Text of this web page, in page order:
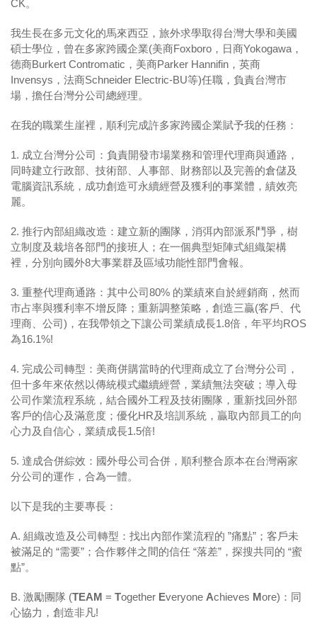
CK。
我生長在多元文化的馬來西亞，旅外求學取得台灣大學和美國
碩士學位，曾在多家跨國企業(美商Foxboro ，日商Yokogawa ，
德商Burkert Contromatic ，美商Parker Hannifin ，英商
Invensys ，法商Schneider Electric-BU等)任職，負責台灣市
場，擔任台灣分公司總經理。
在我的職業生崖裡，順利完成許多家跨國企業賦予我的任務：
1. 成立台灣分公司：負責開發市場業務和管理代理商與通路，
同時建立行政部、技術部、人事部、財務部以及完善的倉儲及
電腦資訊系統，成功創造可永續經營及獲利的事業體，績效亮
麗。
2. 推行內部組織改造：建立新的團隊，消弭內部派系鬥爭，樹
立制度及栽培各部門的接班人；在一個典型矩陣式組織架構
裡，分別向國外8大事業群及區域功能性部門會報。
3. 重整代理商通路：其中公司80% 的業績來自於經銷商，然而
市占率與獲利率不增反降；重新調整策略，創造三贏(客戶、代
理商、公司) ，在我帶領之下讓公司業績成長1.8倍，年平均ROS
為16.1%!
4. 完成公司轉型：美商併購當時的代理商成立了台灣分公司，
但十多年來依然以傳統模式繼續經營，業績無法突破；導入母
公司作業流程系統，結合國外工程及技術團隊，重新找回外部
客戶的信心及滿意度；優化HR及培訓系統，贏取內部員工的向
心力及自信心，業績成長1.5倍!
5. 達成合併綜效：國外母公司合併，順利整合原本在台灣兩家
分公司的運作，合為一體。
以下是我的主要專長：
A. 組織改造及公司轉型：找出內部作業流程的 ”痛點” ；客戶未
被滿足的 “需要” ；合作夥伴之間的信任 “落差” ，探搜共同的 “蜜
點”。
B. 激勵團隊 (TEAM = Together Everyone Achieves More) ：同
心協力，創造非凡!